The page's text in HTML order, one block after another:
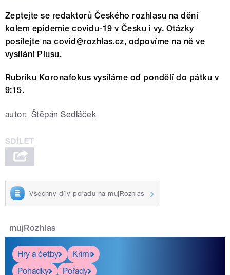
Zeptejte se redaktorů Českého rozhlasu na dění
kolem epidemie covidu-19 v Česku i vy. Otázky
posílejte na covid@rozhlas.cz, odpovíme na ně ve
vysílání Plusu.
Rubriku Koronafokus vysíláme od pondělí do pátku v
9:15.
autor: Štěpán Sedláček
Všechny díly pořadu na mujRozhlas
mujRozhlas
Hry a četby
Krimi
Pohádky
Pořady